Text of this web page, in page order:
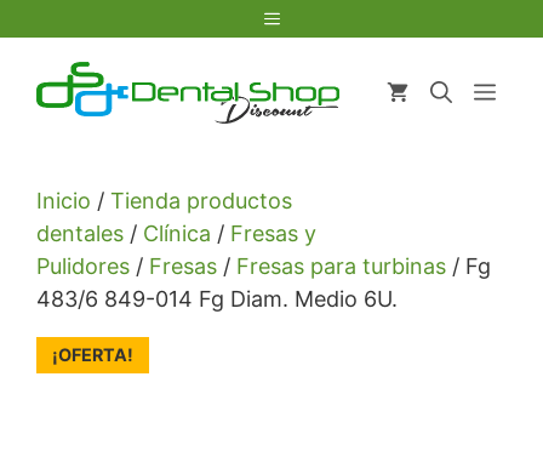
contenido
Menú
Inicio / Tienda productos
dentales / Clínica / Fresas y
Pulidores / Fresas / Fresas para turbinas / Fg
483/6 849-014 Fg Diam. Medio 6U.
¡OFERTA!